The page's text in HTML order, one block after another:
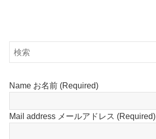
Name お名前 (Required)
Mail address メールアドレス (Required)